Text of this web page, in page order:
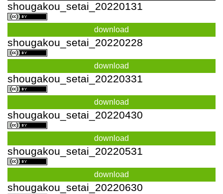
shougakou_setai_20220131
download
shougakou_setai_20220228
download
shougakou_setai_20220331
download
shougakou_setai_20220430
download
shougakou_setai_20220531
download
shougakou_setai_20220630